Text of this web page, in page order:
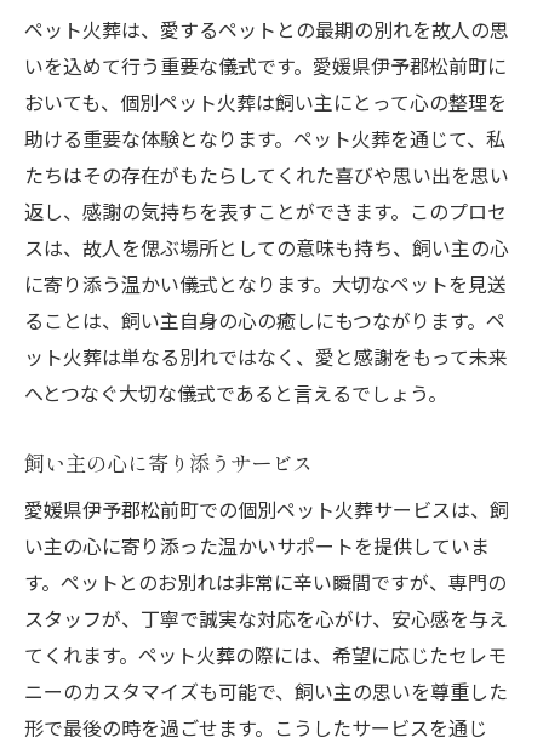
ペット火葬は、愛するペットとの最期の別れを故人の思
いを込めて行う重要な儀式です。愛媛県伊予郡松前町に
おいても、個別ペット火葬は飼い主にとって心の整理を
助ける重要な体験となります。ペット火葬を通じて、私
たちはその存在がもたらしてくれた喜びや思い出を思い
返し、感謝の気持ちを表すことができます。このプロセ
スは、故人を偲ぶ場所としての意味も持ち、飼い主の心
に寄り添う温かい儀式となります。大切なペットを見送
ることは、飼い主自身の心の癒しにもつながります。ペ
ット火葬は単なる別れではなく、愛と感謝をもって未来
へとつなぐ大切な儀式であると言えるでしょう。
飼い主の心に寄り添うサービス
愛媛県伊予郡松前町での個別ペット火葬サービスは、飼
い主の心に寄り添った温かいサポートを提供していま
す。ペットとのお別れは非常に辛い瞬間ですが、専門の
スタッフが、丁寧で誠実な対応を心がけ、安心感を与え
てくれます。ペット火葬の際には、希望に応じたセレモ
ニーのカスタマイズも可能で、飼い主の思いを尊重した
形で最後の時を過ごせます。こうしたサービスを通じ